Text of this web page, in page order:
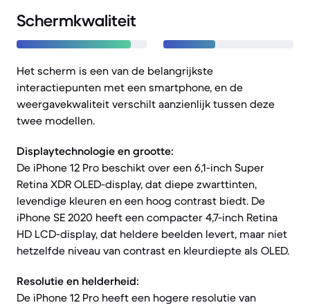
Schermkwaliteit
Het scherm is een van de belangrijkste
interactiepunten met een smartphone, en de
weergavekwaliteit verschilt aanzienlijk tussen deze
twee modellen.
Displaytechnologie en grootte:
De iPhone 12 Pro beschikt over een 6,1-inch Super
Retina XDR OLED-display, dat diepe zwarttinten,
levendige kleuren en een hoog contrast biedt. De
iPhone SE 2020 heeft een compacter 4,7-inch Retina
HD LCD-display, dat heldere beelden levert, maar niet
hetzelfde niveau van contrast en kleurdiepte als OLED.
Resolutie en helderheid:
De iPhone 12 Pro heeft een hogere resolutie van